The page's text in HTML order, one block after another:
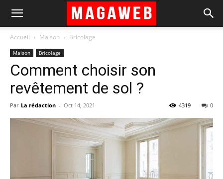
Accueil Maison Bricolage
Maison Bricolage
Comment choisir son
revêtement de sol ?
Par La rédaction - Oct 14, 2021 0
4319